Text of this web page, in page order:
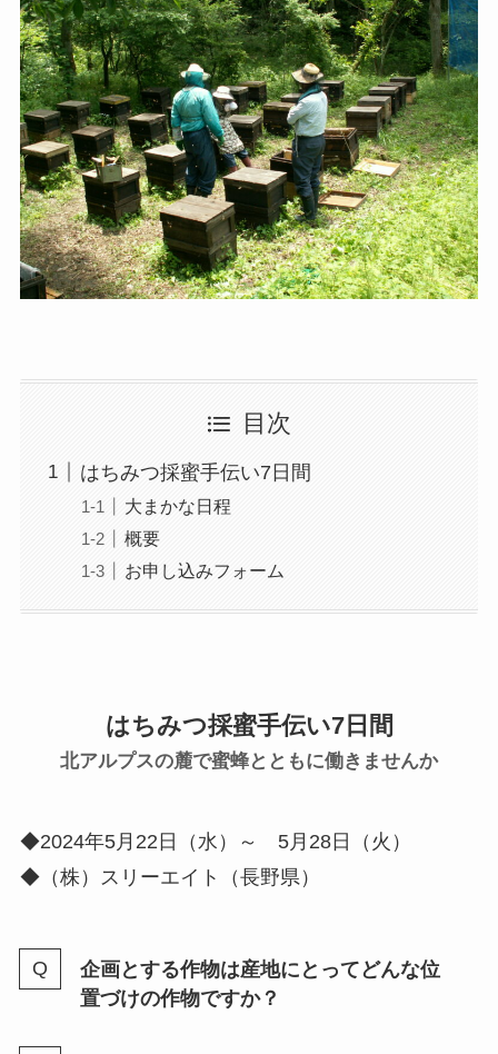
目次
はちみつ採蜜手伝い7日間
大まかな日程
概要
お申し込みフォーム
はちみつ採蜜手伝い7日間
北アルプスの麓で蜜蜂とともに働きませんか
◆2024年5月22日（水）～ 5月28日（火）
◆（株）スリーエイト（長野県）
企画とする作物は産地にとってどんな位
置づけの作物ですか？